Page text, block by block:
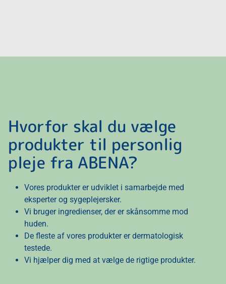
Hvorfor skal du vælge
produkter til personlig
pleje fra ABENA?
Vores produkter er udviklet i samarbejde med
eksperter og sygeplejersker.
Vi bruger ingredienser, der er skånsomme mod
huden.
De fleste af vores produkter er dermatologisk
testede.
Vi hjælper dig med at vælge de rigtige produkter.